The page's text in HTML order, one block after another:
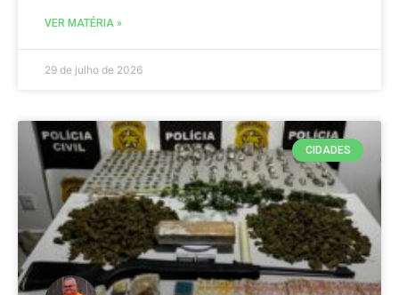
VER MATÉRIA »
29 de julho de 2026
CIDADES